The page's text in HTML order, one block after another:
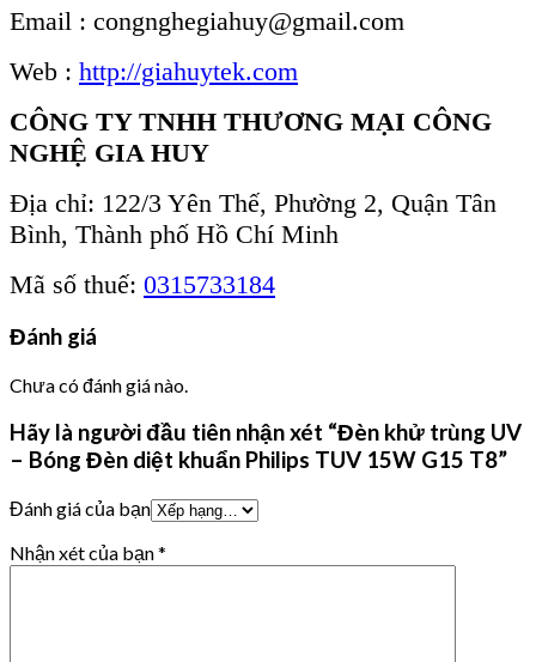
Email : congnghegiahuy@gmail.com
Web : http://giahuytek.com
CÔNG TY TNHH THƯƠNG MẠI CÔNG
NGHỆ GIA HUY
Địa chỉ: 122/3 Yên Thế, Phường 2, Quận Tân
Bình, Thành phố Hồ Chí Minh
Mã số thuế: 0315733184
Đánh giá
Chưa có đánh giá nào.
Hãy là người đầu tiên nhận xét “Đèn khử trùng UV
– Bóng Đèn diệt khuẩn Philips TUV 15W G15 T8”
Đánh giá của bạn
Nhận xét của bạn*